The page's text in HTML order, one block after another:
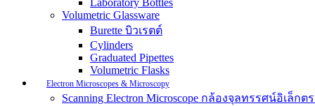
Laboratory Bottles
Volumetric Glassware
Burette บิวเรตต์
Cylinders
Graduated Pipettes
Volumetric Flasks
Electron Microscopes & Microscopy
Scanning Electron Microscope กล้องจุลทรรศน์อิเล็ก